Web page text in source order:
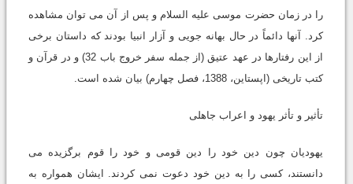
را در زمان حضرت موسی علیه السلام و پس از آن می توان مشاهده
کرد. آنها دائماً در حال بهانه جویی و آزار انبیا بودند که داستان برخی
از این رفتارها در عهد عتیق (از جمله سفر خروج باب 32) و در قرآن و
کتب تاریخی (اپستاین، 1388، فصل چهارم) بیان شده است.
تأثیر و تأثر یهود و اعراب جاهلی
یهودیان چون دین خود را دین قومی و خود را قوم برگزیده می
دانستند، کسی را به دین خود دعوت نمی کردند. ایشان همواره به